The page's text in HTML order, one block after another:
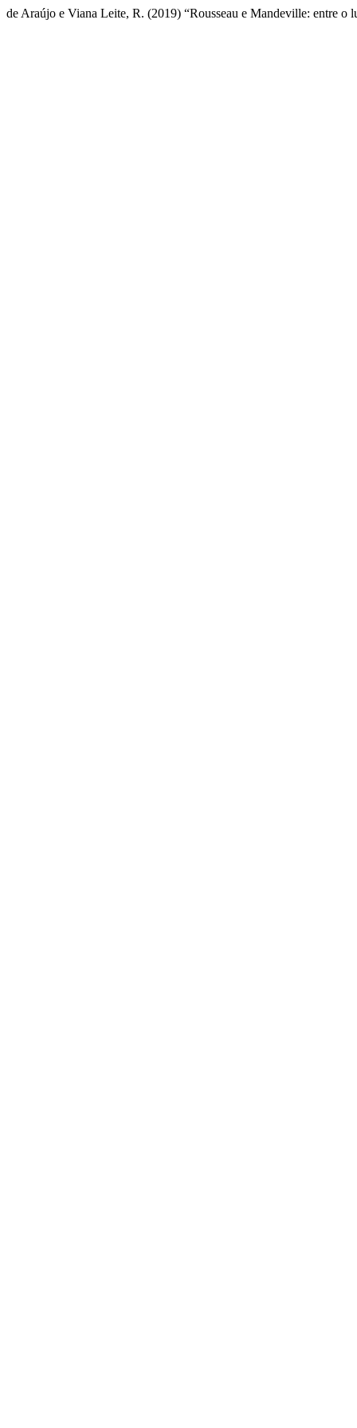
de Araújo e Viana Leite, R. (2019) “Rousseau e Mandeville: entre o